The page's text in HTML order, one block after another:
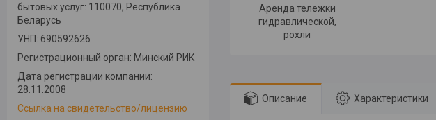
Аренда тележки
гидравлической,
рохли
Описание Характеристики
бытовых услуг: 110070, Республика
Беларусь
УНП: 690592626
Регистрационный орган: Минский РИК
Дата регистрации компании:
28.11.2008
Ссылка на свидетельство/лицензию